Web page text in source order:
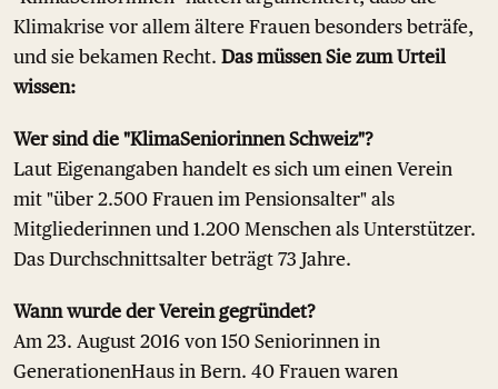
Klimakrise vor allem ältere Frauen besonders beträfe,
und sie bekamen Recht. Das müssen Sie zum Urteil
wissen:
Wer sind die "KlimaSeniorinnen Schweiz"?
Laut Eigenangaben handelt es sich um einen Verein
mit "über 2.500 Frauen im Pensionsalter" als
Mitgliederinnen und 1.200 Menschen als Unterstützer.
Das Durchschnittsalter beträgt 73 Jahre.
Wann wurde der Verein gegründet?
Am 23. August 2016 von 150 Seniorinnen in
GenerationenHaus in Bern. 40 Frauen waren